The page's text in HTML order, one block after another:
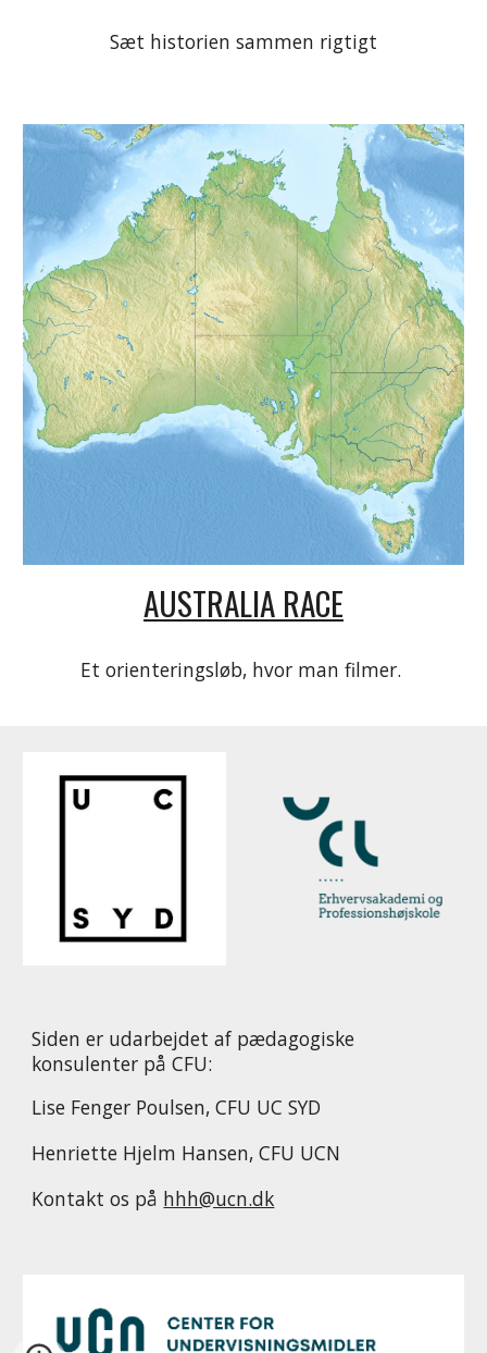
Sæt historien sammen rigtigt
AUSTRALIA RACE
Et orienteringsløb, hvor man filmer.
Siden er udarbejdet af pædagogiske
konsulenter på CFU:
Lise Fenger Poulsen, CFU UC SYD
Henriette Hjelm Hansen, CFU UCN
Kontakt os på hhh@ucn.dk